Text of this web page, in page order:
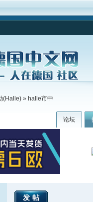
论坛
(Halle)» halle市中
发帖